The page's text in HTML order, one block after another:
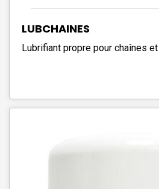
LUBCHAINES
Lubrifiant propre pour chaînes